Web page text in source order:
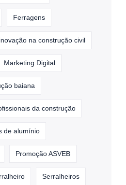
Ferragens
inovação na construção civil
Marketing Digital
baiana
da construção
de alumínio
Promoção ASVEB
Serralheiros